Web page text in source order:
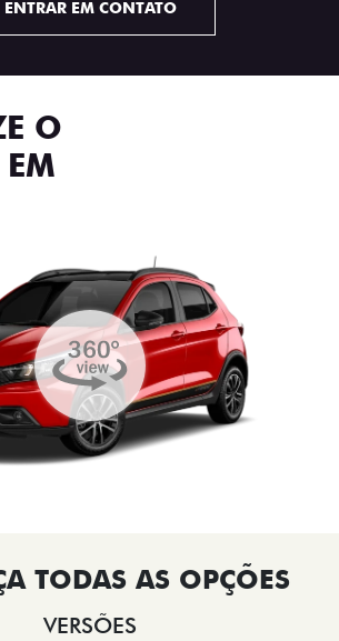
ENTRAR EM CONTATO
O
VERSÕES